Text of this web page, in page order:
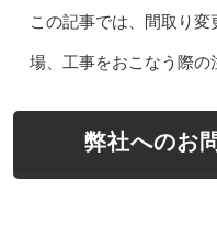
この記事では、間取り
場、工事をおこなう際の
弊社へのお